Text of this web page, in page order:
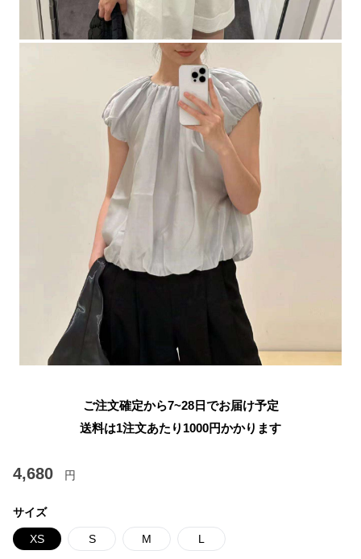
ご注文確定から7~28日でお届け予定
送料は1注文あたり 1000円かかります
4,680 円
サイズ
XS S M L